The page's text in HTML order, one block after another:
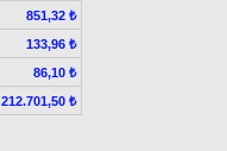
851,32 ₺
133,96 ₺
86,10 ₺
212.701,50 ₺